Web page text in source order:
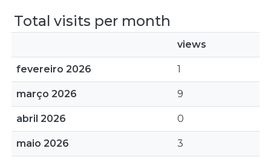
Total visits per month
views
fevereiro 2026 1
março 2026 9
abril 2026 0
maio 2026 3